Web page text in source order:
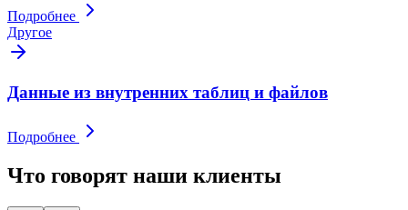
Подробнее
Другое
Данные из внутренних таблиц и файлов
Подробнее
Что говорят наши клиенты